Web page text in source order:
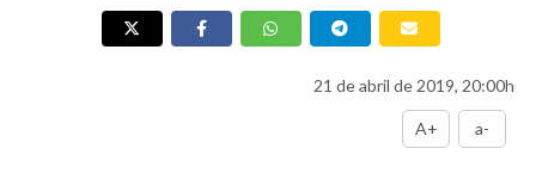
21 de abril de 2019, 20:00h
A+ a-